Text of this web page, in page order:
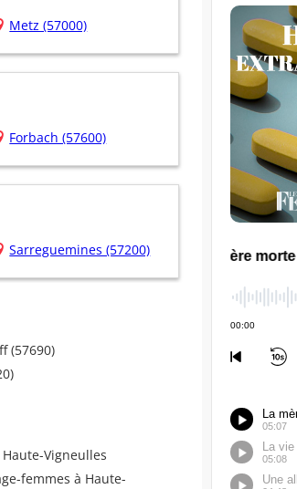
Metz (57000)
Forbach (57600)
Sarreguemines (57200)
(57690)
Vigneulles
femmes à Haute-